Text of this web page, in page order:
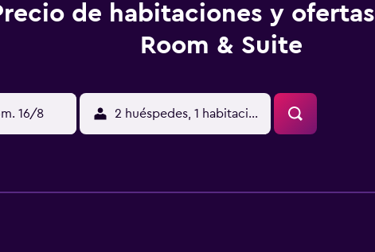
de habitaciones y
Room & Suite
16/8 2 huéspedes, 1 habitación